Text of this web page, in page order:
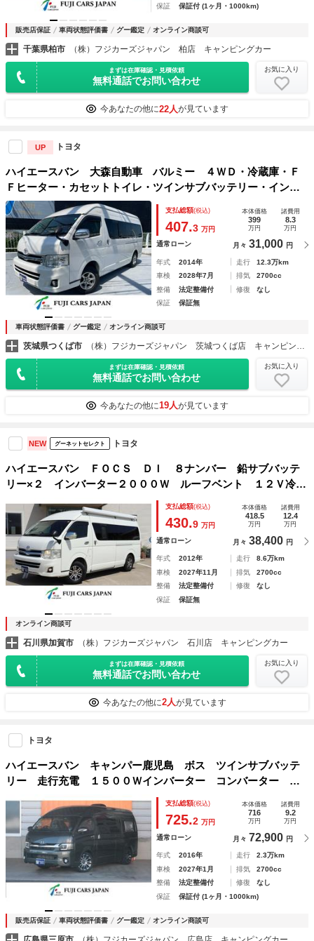
保証
保証付 (1ヶ月・1000km)
販売店保証 車両状態評価書 グー鑑定 オンライン商談可
千葉県柏市 （株）フジカーズジャパン 柏店 キャンピングカー
まずは在庫確認・見積依頼
無料通話でお問い合わせ
お気に入り
今あなたの他に22人が見ています
UP トヨタ
ハイエースバン 大森自動車 バルミー ４ＷＤ・冷蔵庫・Ｆ
Ｆヒーター・カセットトイレ・ツインサブバッテリー・インバ
ーター１５００Ｗ・電子レンジ
支払総額(税込)
407.3 万円
本体価格
399
万円
諸費用
8.3
万円
通常ローン 月々 31,000 円
年式 2014年 走行
12.3万km
車検
2028年7月 排気
2700cc
整備
法定整備付 修復
なし
保証
保証無
車両状態評価書 グー鑑定 オンライン商談可
茨城県つくば市 （株）フジカーズジャパン 茨城つくば店 キャンピングカー
まずは在庫確認・見積依頼
無料通話でお問い合わせ
お気に入り
今あなたの他に19人が見ています
NEW グーネットセレクト トヨタ
ハイエースバン ＦＯＣＳ ＤＩ ８ナンバー 鉛サブバッテ
リー×２ インバーター２０００Ｗ ルーフベント １２Ｖ冷蔵
庫 ＴＶ 走行充電 外部充電器 クルーズコントロール Ｆ
Ｆヒーター 電子レンジ シンク 給排水タンク
支払総額(税込)
430.9 万円
本体価格
418.5
万円
諸費用
12.4
万円
通常ローン 月々 38,400 円
年式 2012年 走行
8.6万km
車検
2027年11月 排気
2700cc
整備
法定整備付 修復
なし
保証
保証無
オンライン商談可
石川県加賀市 （株）フジカーズジャパン 石川店 キャンピングカー
まずは在庫確認・見積依頼
無料通話でお問い合わせ
お気に入り
今あなたの他に2人が見ています
トヨタ
ハイエースバン キャンパー鹿児島 ボス ツインサブバッテ
リー 走行充電 １５００Ｗインバーター コンバーター 外
部電源 ルーフベント ソーラーパネル１枚 冷蔵庫 １９イ
ンチテレビ ランチョショック ＦＦヒーター
支払総額(税込)
725.2 万円
本体価格
716
万円
諸費用
9.2
万円
通常ローン 月々 72,900 円
年式 2016年 走行
2.3万km
車検
2027年1月 排気
2700cc
整備
法定整備付 修復
なし
保証
保証付 (1ヶ月・1000km)
販売店保証 車両状態評価書 グー鑑定 オンライン商談可